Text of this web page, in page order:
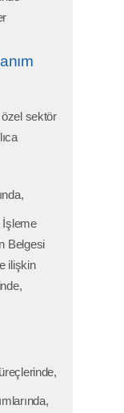
sektör
İşleme
Belgesi
ilişkin